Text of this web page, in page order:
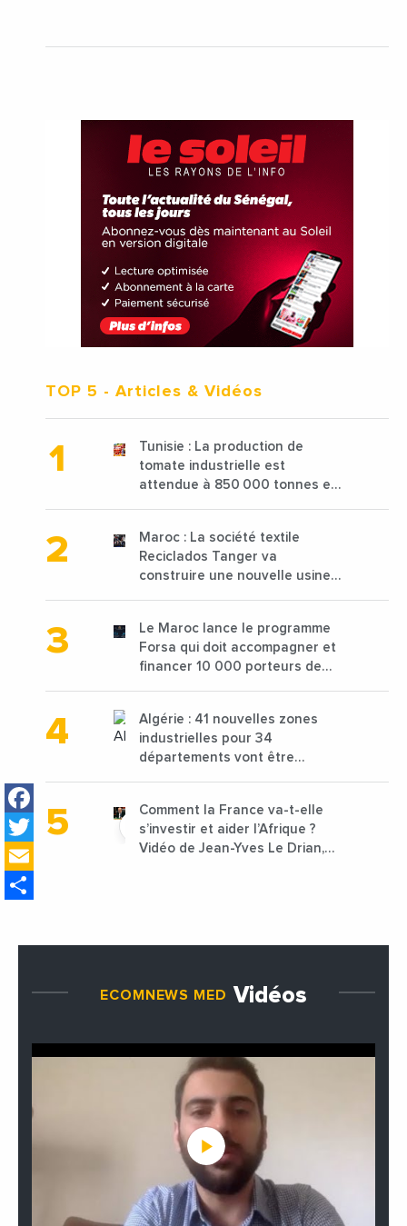
Facebook
Twitter
TOP 5 - Articles & Vidéos
Tunisie : La production de
tomate industrielle est
attendue à 850 000 tonnes en
Maroc : La société textile
Reciclados Tanger va
construire une nouvelle usine
Le Maroc lance le programme
Forsa qui doit accompagner et
financer 10 000 porteurs de
Algérie : 41 nouvelles zones
industrielles pour 34
départements vont être
Comment la France va-t-elle
s’investir et aider l’Afrique ?
Vidéo de Jean-Yves Le Drian,
ECOMNEWS MED Vidéos